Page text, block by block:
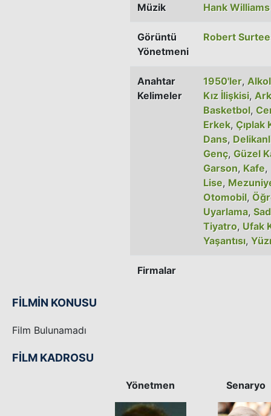
Müzik Hank
Görüntü
Yönetmeni
Robert
Anahtar
Kelimeler
1950'ler,
Kız İlişkisi,
Basketbol,
Erkek, Çıplak
Dans,
Genç, Güzel
Garson, Kafe,
Lise,
Otomobil,
Uyarlama,
Tiyatro, Ufak
Yaşantısı,
Firmalar
FİLMİN KONUSU
Film Bulunamadı
FİLM KADROSU
Yönetmen Senaryo